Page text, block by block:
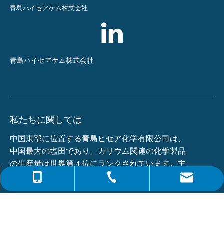
0086-532-85708217
0086-4008266163-82717
info@hiseachem.com
青島ハイセアケム株式会社
青島ハイセアケム株式会社
私たちに関しては
中国東部に位置する青島ヒセア化学有限公司は、
中国最大の塩田であり、カリウム関連の化学製品
の生産量は世界第 4 位にランクされています。主